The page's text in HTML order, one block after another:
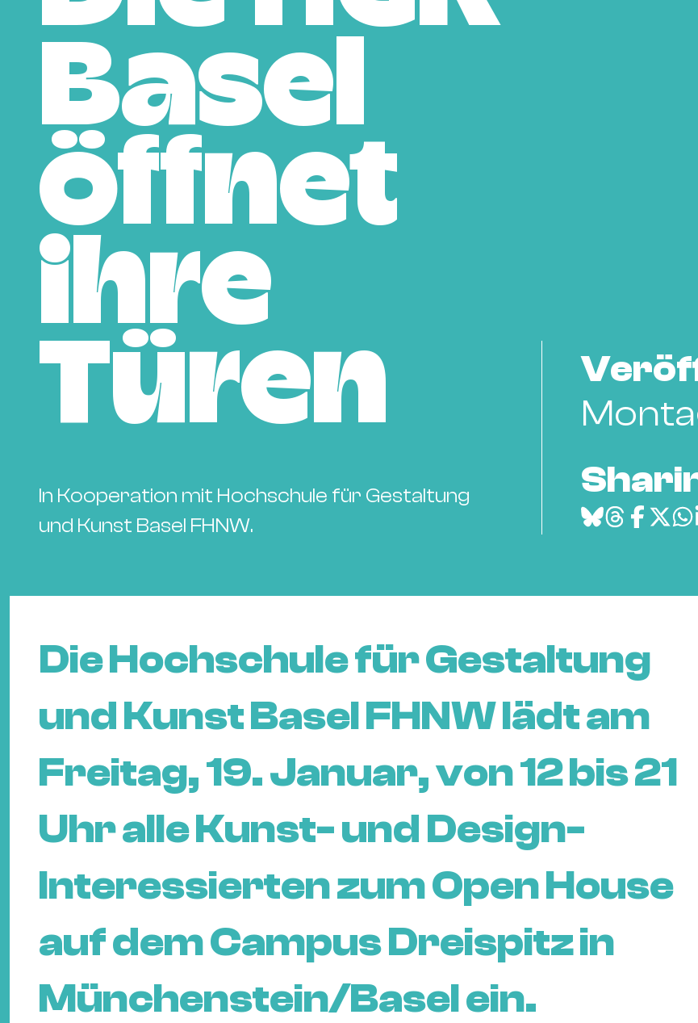
Basel
öffnet
ihre
Türen
In Kooperation mit Hochschule für Gestaltung
und Kunst Basel FHNW.
Die Hochschule für Gestaltung
und Kunst Basel FHNW lädt am
Freitag, 19. Januar, von 12 bis 21
Uhr alle Kunst- und Design-
Interessierten zum Open House
auf dem Campus Dreispitz in
Münchenstein/Basel ein.